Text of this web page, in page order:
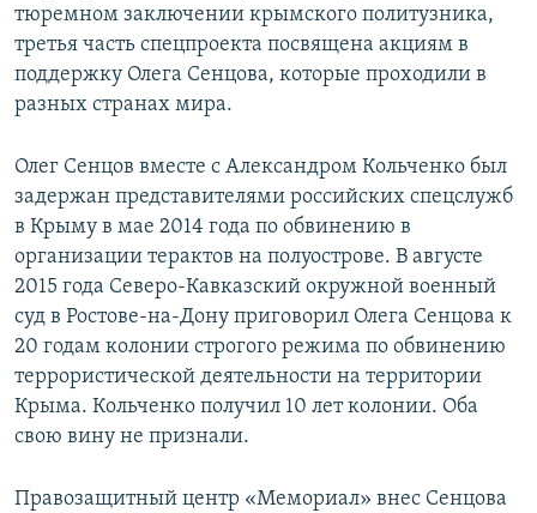
тюремном заключении крымского политузника,
третья часть спецпроекта посвящена акциям в
поддержку Олега Сенцова, которые проходили в
разных странах мира.
Олег Сенцов вместе с Александром Кольченко был
задержан представителями российских спецслужб
в Крыму в мае 2014 года по обвинению в
организации терактов на полуострове. В августе
2015 года Северо-Кавказский окружной военный
суд в Ростове-на-Дону приговорил Олега Сенцова к
20 годам колонии строгого режима по обвинению
террористической деятельности на территории
Крыма. Кольченко получил 10 лет колонии. Оба
свою вину не признали.
Правозащитный центр «Мемориал» внес Сенцова